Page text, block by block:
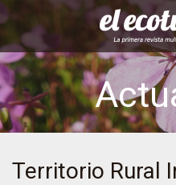
Territorio Rural